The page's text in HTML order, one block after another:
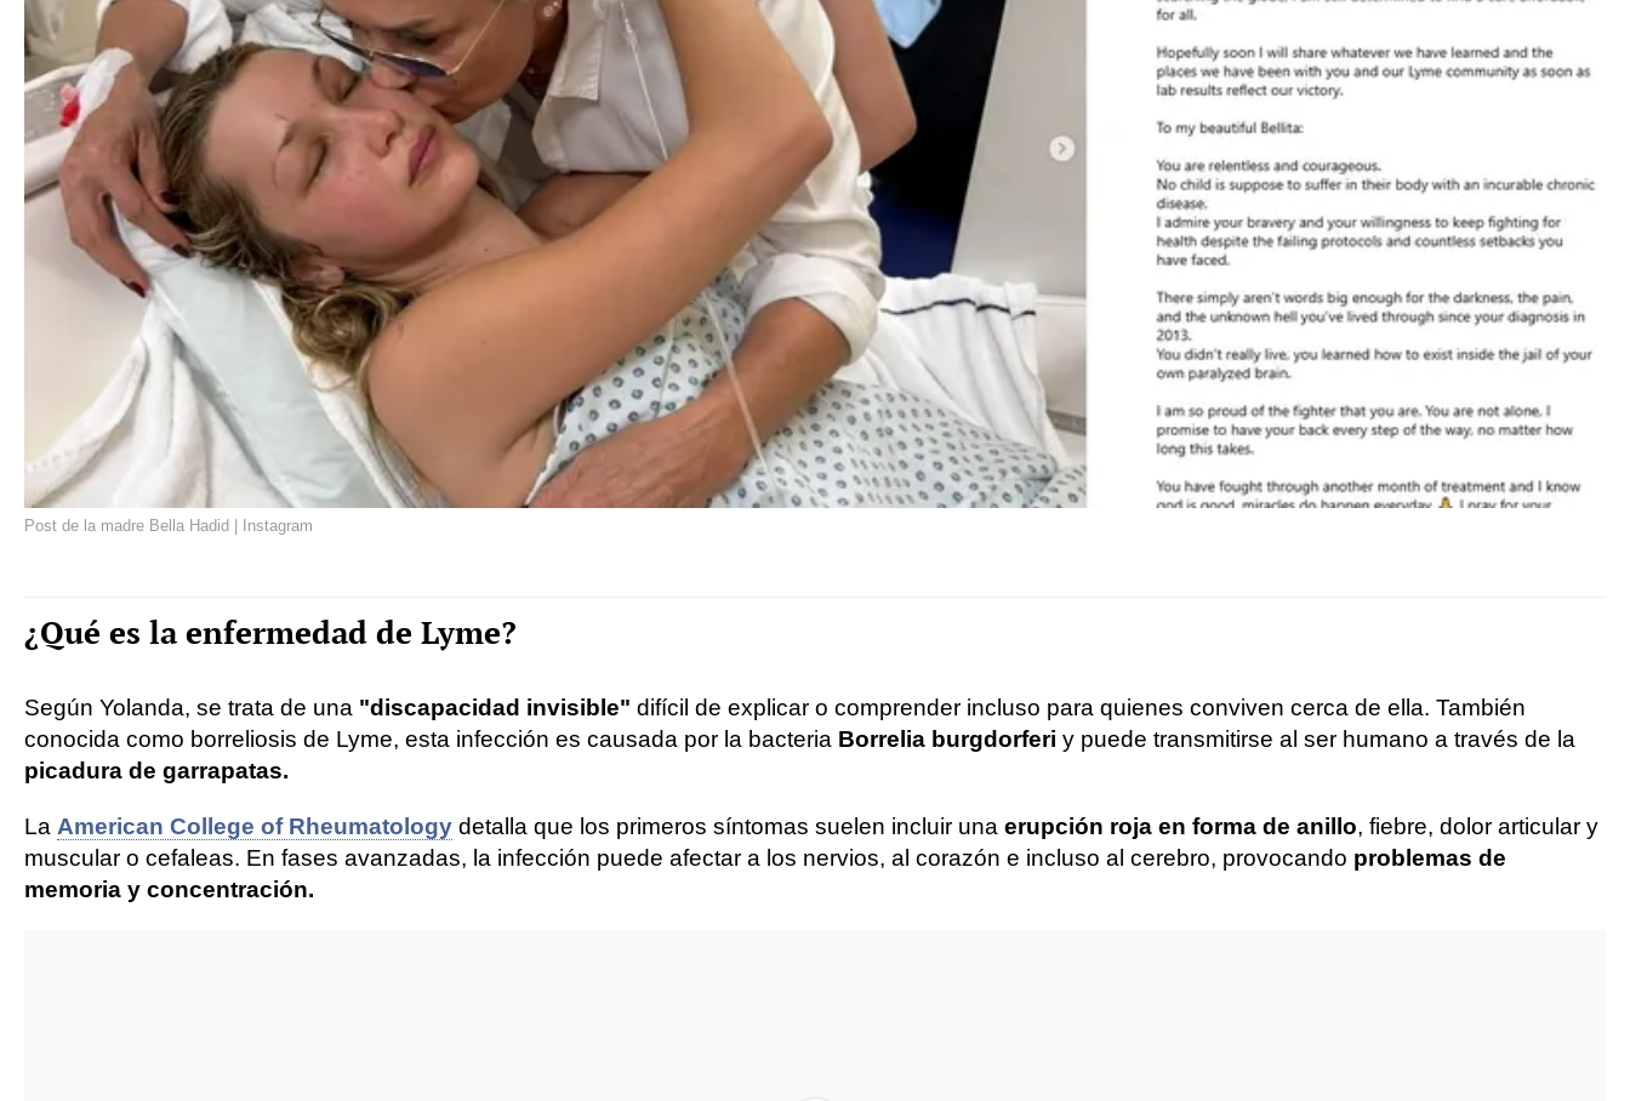
Post de la madre Bella Hadid | Instagram
¿Qué es la enfermedad de Lyme?
Según Yolanda, se trata de una "discapacidad invisible" difícil de explicar o comprender incluso para quienes conviven cerca de ella. También
conocida como borreliosis de Lyme, esta infección es causada por la bacteria Borrelia burgdorferi y puede transmitirse al ser humano a través de la
picadura de garrapatas.
La American College of Rheumatology detalla que los primeros síntomas suelen incluir una erupción roja en forma de anillo, fiebre, dolor articular y
muscular o cefaleas. En fases avanzadas, la infección puede afectar a los nervios, al corazón e incluso al cerebro, provocando problemas de
memoria y concentración.